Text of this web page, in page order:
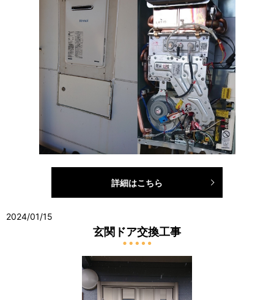
詳細はこちら
2024/01/15
玄関ドア交換工事